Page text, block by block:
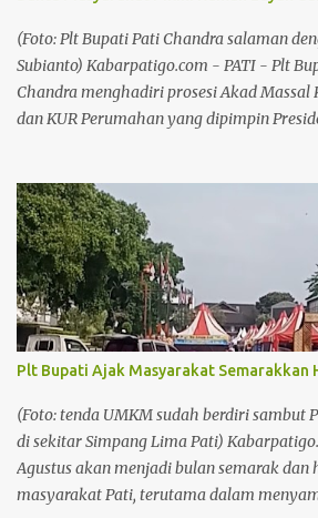
masyarakat. Plt Bupati Pati Risma Ardhi
pemerintah daerah telah melakukan
(Foto: Plt Bupati Pati Chandra salaman
Subianto) Kabarpatigo.com - PATI - Plt
Chandra menghadiri prosesi Akad Massal
dan KUR Perumahan yang dipimpin
dari percepatan Program Tiga Juta Rumah
Berpenghasilan Rendah (MBR) dengan
mencapai Rp880 miliar. Baca juga:
Pemkab Pati Siapkan Strategi Atasi
Kebijakan Larangan Jual LKS Dinilai Tak
Rahman: Hanya Melarang, Tanpa Ada
menyampaikan bahwa Pemerintah
penuh upaya pemerintah pusat dalam
masyarakat berpenghasilan rendah
Menurutnya, pemenuhan kebutuhan
satu fondasi penting dalam meningkatkan
masyarakat. "P...
Plt Bupati Ajak Masyarakat Semarakkan
(Foto: tenda UMKM sudah berdiri sambut
di sekitar Simpang Lima Pati)
Agustus akan menjadi bulan semarak dan
masyarakat Pati, terutama dalam